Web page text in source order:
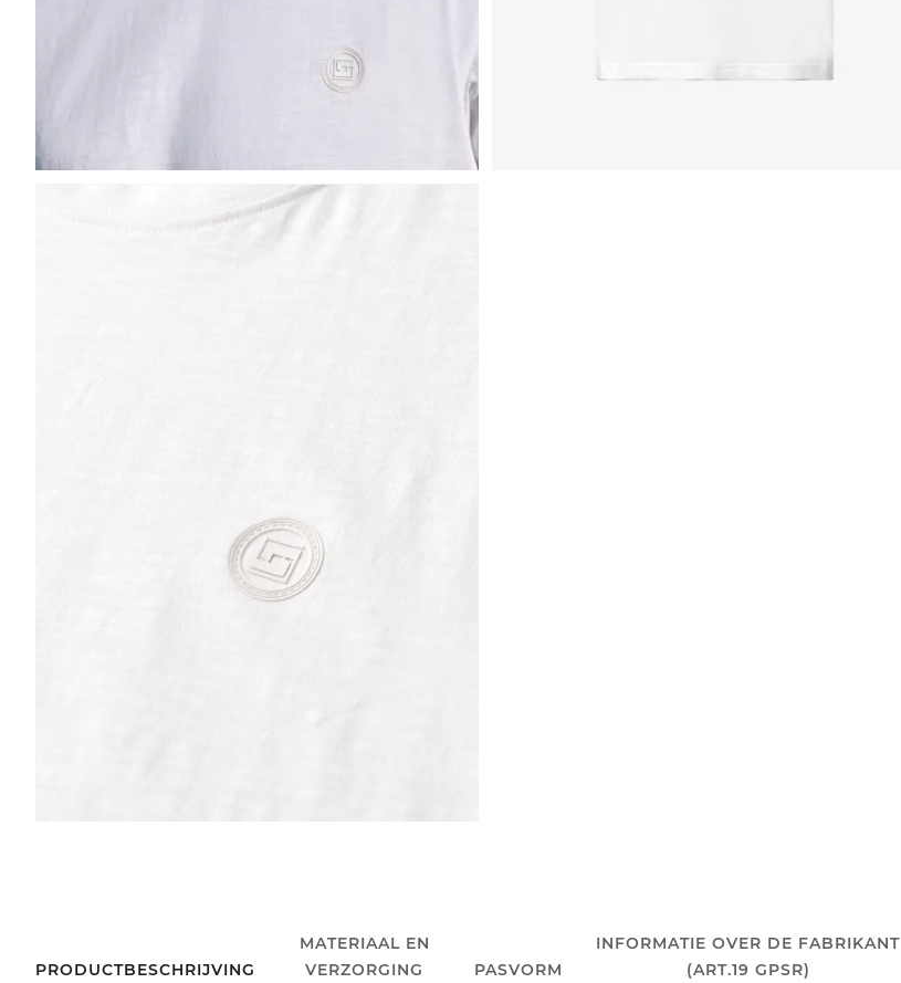
PRODUCTBESCHRIJVING
MATERIAAL EN
VERZORGING
PASVORM
INFORMATIE OVER DE FABRIKANT
(ART.19 GPSR)